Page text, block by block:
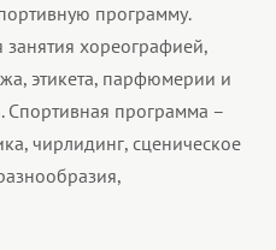
программу.
занятия хореографией,
этикета, парфюмерии и
Спортивная программа –
чирлидинг, сценическое